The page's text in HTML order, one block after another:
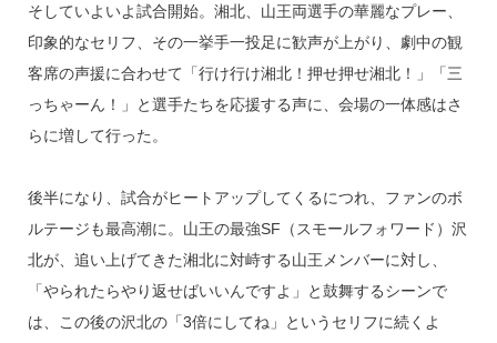
そしていよいよ試合開始。湘北、山王両選手の華麗なプレー、
印象的なセリフ、その一挙手一投足に歓声が上がり、劇中の観
客席の声援に合わせて「行け行け湘北！押せ押せ湘北！」「三
っちゃーん！」と選手たちを応援する声に、会場の一体感はさ
らに増して行った。
後半になり、試合がヒートアップしてくるにつれ、ファンのボ
ルテージも最高潮に。山王の最強SF（スモールフォワード）沢
北が、追い上げてきた湘北に対峙する山王メンバーに対し、
「やられたらやり返せばいいんですよ」と鼓舞するシーンで
は、この後の沢北の「3倍にしてね」というセリフに続くよ